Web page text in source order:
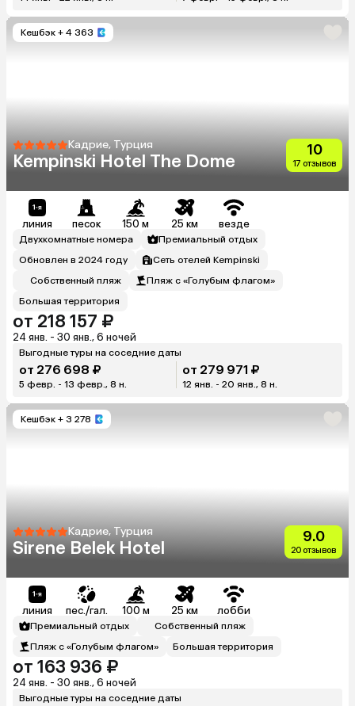
Кешбэк + 4 363
Кадрие, Турция
Kempinski Hotel The Dome
10
17 отзывов
линия песок 150 м 25 км везде
Двухкомнатные номера
Премиальный отдых
Обновлен в 2024 году
Сеть отелей Kempinski
Собственный пляж
Пляж с «Голубым флагом»
Большая территория
от 218 157 ₽
24 янв. - 30 янв., 6 ночей
Выгодные туры на соседние даты
от 276 698 ₽
5 февр. - 13 февр., 8 н.
от 279 971 ₽
12 янв. - 20 янв., 8 н.
Кешбэк + 3 278
Кадрие, Турция
Sirene Belek Hotel
9.0
20 отзывов
линия пес./гал. 100 м 25 км лобби
Премиальный отдых
Собственный пляж
Пляж с «Голубым флагом»
Большая территория
от 163 936 ₽
24 янв. - 30 янв., 6 ночей
Выгодные туры на соседние даты